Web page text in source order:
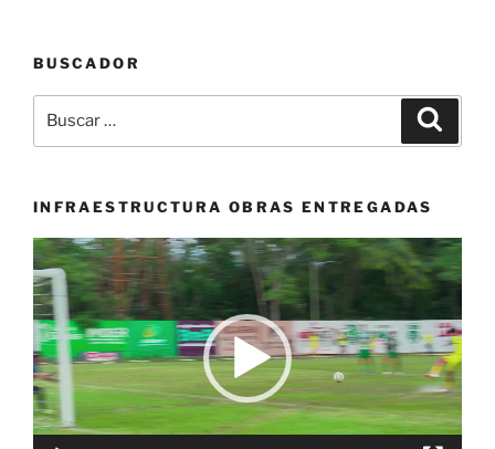
Carolina
ganadores
la
edición
de
la
New
Balance
Media
Maratón
BUSCADOR
por:
INFRAESTRUCTURA OBRAS ENTREGADAS
Reproductor
de
vídeo